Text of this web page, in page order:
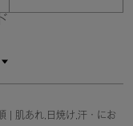
| 肌あれ,日焼け,汗・にお